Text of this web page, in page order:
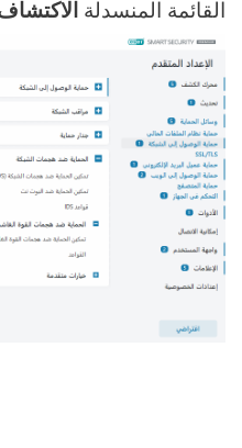
القائمة المنسدلة